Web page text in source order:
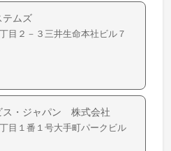
ムズ
目２－３三井生命本社ビル７
ス・ジャパン 株式会社
目１番１号大手町パークビル